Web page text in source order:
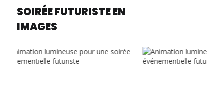
SOIRÉE FUTURISTE EN
IMAGES